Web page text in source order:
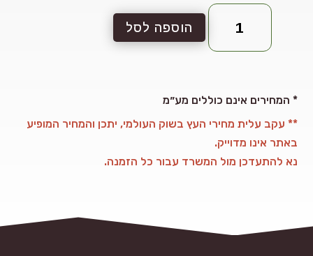
כמות
אורן,
הוספה לסל
המחירים אינם כוללים מע״מ *
** עקב עלית מחירי העץ בשוק העולמי, יתכן והמחיר המופיע
באתר אינו מדוייק.
נא להתעדכן מול המשרד עבור כל הזמנה.